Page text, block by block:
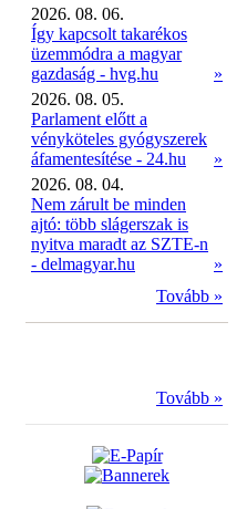
2026. 08. 06.
Így kapcsolt takarékos
üzemmódra a magyar
gazdaság - hvg.hu
»
2026. 08. 05.
Parlament előtt a
vényköteles gyógyszerek
áfamentesítése - 24.hu
»
2026. 08. 04.
Nem zárult be minden
ajtó: több slágerszak is
nyitva maradt az SZTE-n
- delmagyar.hu
»
Tovább »
Tovább »